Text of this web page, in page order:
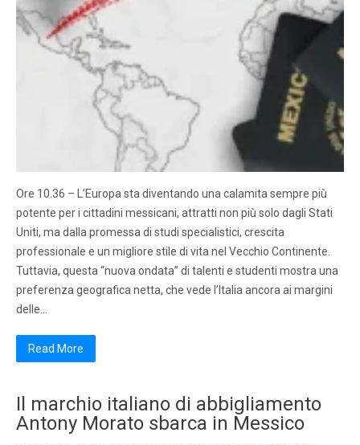
Ore 10.36 – L’Europa sta diventando una calamita sempre più
potente per i cittadini messicani, attratti non più solo dagli Stati
Uniti, ma dalla promessa di studi specialistici, crescita
professionale e un migliore stile di vita nel Vecchio Continente.
Tuttavia, questa “nuova ondata” di talenti e studenti mostra una
preferenza geografica netta, che vede l’Italia ancora ai margini
delle…
Read More
Il marchio italiano di abbigliamento
Antony Morato sbarca in Messico